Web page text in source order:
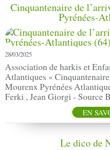
Cinquantenaire de
Pyrénées-
28/03/2025
Association de harkis et
Atlantiques «
Mourenx Pyrénées
Ferki , Jean Giorgi - Source
EN
Le dico de